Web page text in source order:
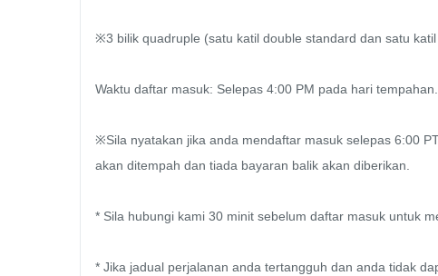
※3 bilik quadruple (satu katil double standard dan satu
Waktu daftar masuk: Selepas 4:00 PM pada hari tempahan.
※Sila nyatakan jika anda mendaftar masuk selepas 6:00
akan ditempah dan tiada bayaran balik akan diberikan.
* Sila hubungi kami 30 minit sebelum daftar masuk untuk
* Jika jadual perjalanan anda tertangguh dan anda tidak